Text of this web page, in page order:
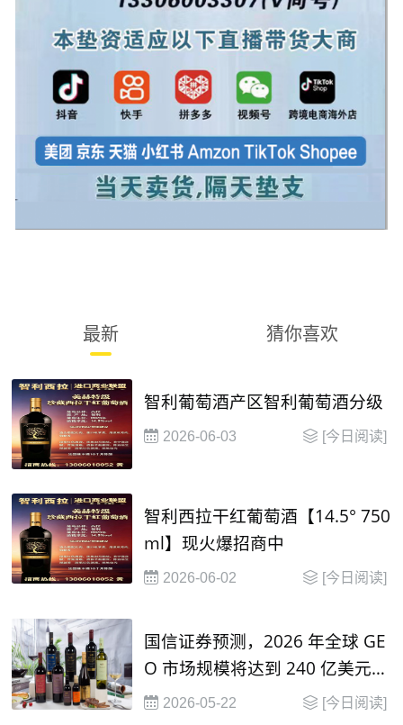
最新 猜你喜欢
智利葡萄酒产区智利葡萄酒分级
2026-06-03 [今日阅读]
智利西拉干红葡萄酒【14.5° 750
ml】现火爆招商中
2026-06-02 [今日阅读]
国信证券预测，2026 年全球 GE
O 市场规模将达到 240 亿美元，
并在2030年有望达到 1000 亿美
2026-05-22 [今日阅读]